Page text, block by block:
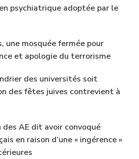
psychiatrique adoptée par le
une mosquée fermée pour
et apologie du terrorisme
des universités soit
des fêtes juives contrevient à
AE dit avoir convoqué
en raison d’une « ingérence »